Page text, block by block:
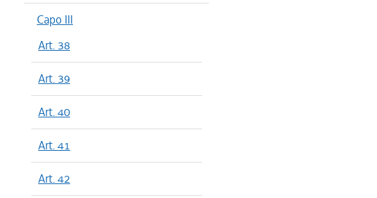
Capo III
Art. 38
Art. 39
Art. 40
Art. 41
Art. 42